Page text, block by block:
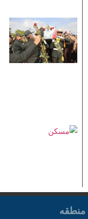
منطقه